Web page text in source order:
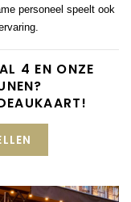
personeel speelt ook
4 EN ONZE